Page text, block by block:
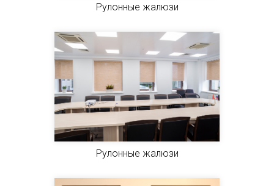
Рулонные жалюзи
Рулонные жалюзи